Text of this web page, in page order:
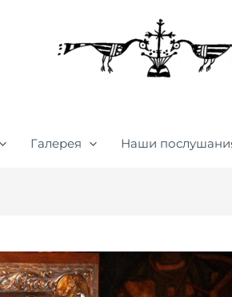
Галерея Наши